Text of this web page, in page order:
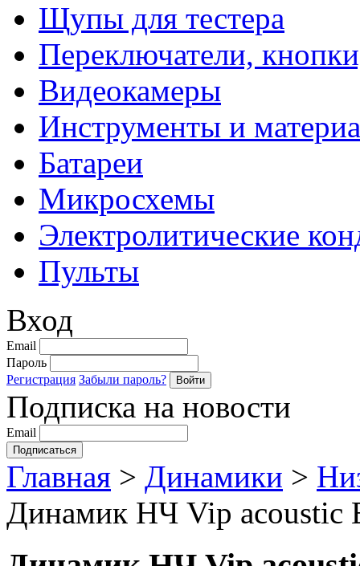
Щупы для тестера
Переключатели,
Видеокамеры
Инструменты и
Батареи
Микросхемы
Электролитические
Пульты
Вход
Email
Пароль
Регистрация Забыли пароль?
Подписка на новости
Email
Главная > Динамики >
Динамик НЧ Vip acoustic